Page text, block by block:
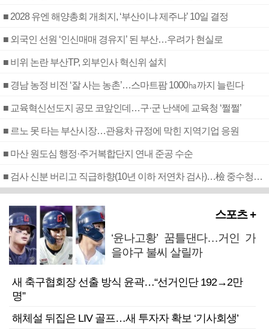
■ 2028 유엔 해양총회 개최지, ‘부산이냐 제주냐’ 10일 결정
■ 외국인 선원 ‘인신매매 경유지’ 된 부산…우려가 현실로
■ 비위 논란 부산TP, 외부인사 혁신위 설치
■ 경남 농정 비전 ‘잘 사는 농촌’…스마트팜 1000㏊까지 늘린다
■ 교육혁신선도지 공모 코앞인데…구·군 난색에 교육청 ‘쩔쩔’
■ 르노 못 타는 부산시장…관용차 규정에 막힌 지역기업 응원
■ 마산 원도심 행정·주거복합단지 연내 준공 수순
■ 검사 신분 버리고 직급하향(10년 이하 저연차 검사)…檢 중수청행 기피
스포츠 +
‘윤나고황’ 꿈틀댄다…거인 가
을야구 불씨 살릴까
새 축구협회장 선출 방식 윤곽…“선거인단 192→2만
명”
해체설 뒤집은 LIV 골프…새 투자자 확보 ‘기사회생’